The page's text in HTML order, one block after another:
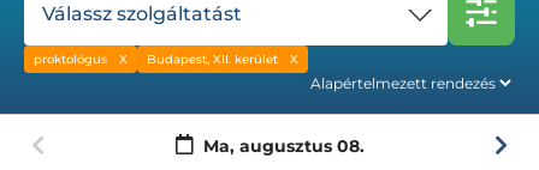
Válassz szolgáltatást
proktológus Budapest, XII. kerület
Ma, augusztus 08.